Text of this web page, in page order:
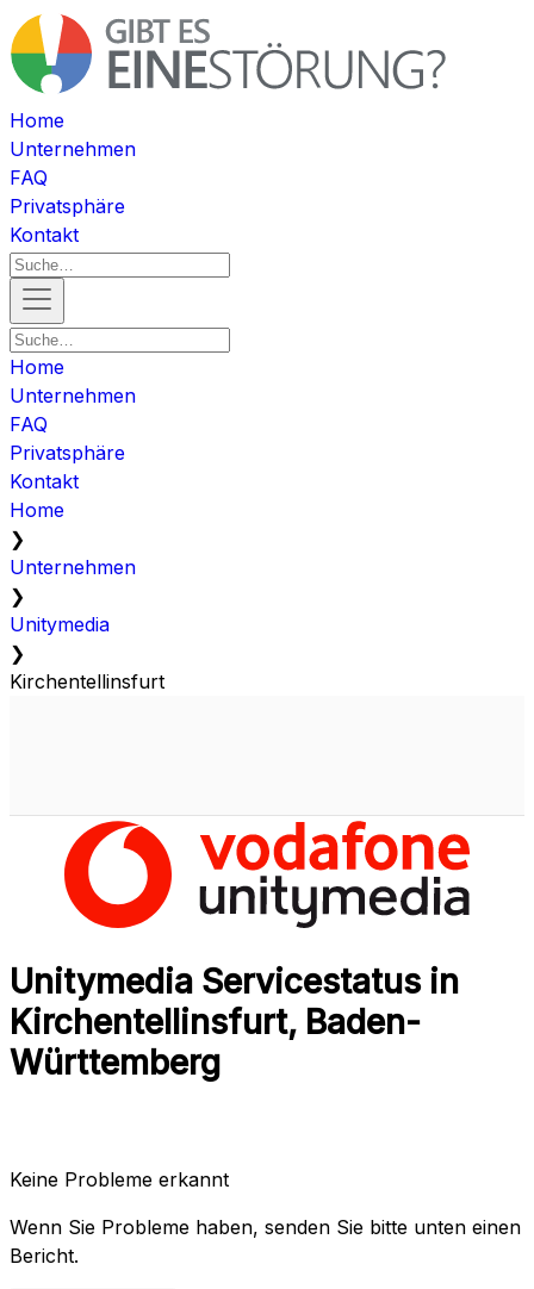
Home
Unternehmen
FAQ
Privatsphäre
Kontakt
Home
Unternehmen
FAQ
Privatsphäre
Kontakt
Home
❯
Unternehmen
❯
Unitymedia
❯
Kirchentellinsfurt
Unitymedia Servicestatus in
Kirchentellinsfurt, Baden-
Württemberg
Keine Probleme erkannt
Wenn Sie Probleme haben, senden Sie bitte unten einen
Bericht.